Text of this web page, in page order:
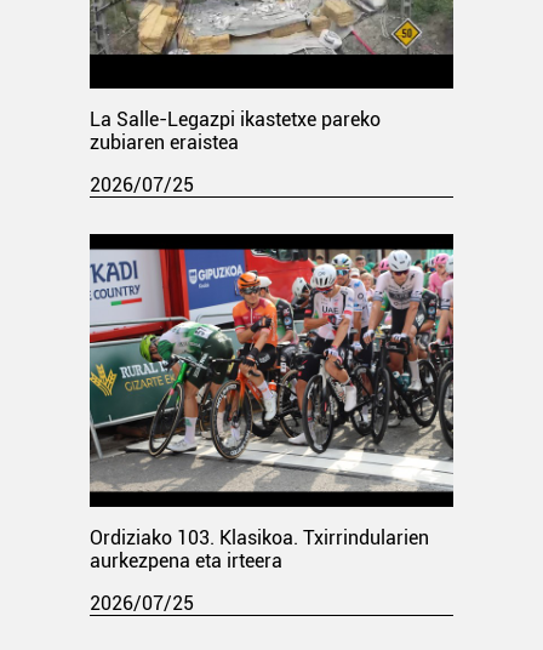
La Salle-Legazpi ikastetxe pareko
zubiaren eraistea
2026/07/25
Ordiziako 103. Klasikoa. Txirrindularien
aurkezpena eta irteera
2026/07/25